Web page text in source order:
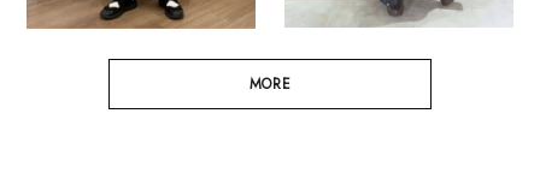
MORE